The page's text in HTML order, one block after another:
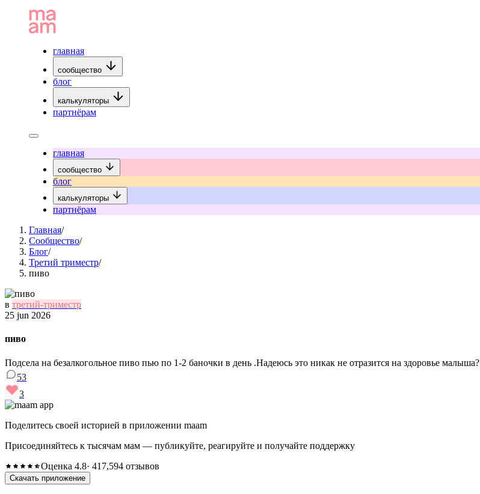
главная
сообщество
блог
калькуляторы
партнёрам
главная
сообщество
блог
калькуляторы
партнёрам
Главная/
Сообщество/
Блог/
Третий триместр/
пиво
в третий-триместр
25 jun 2026
пиво
Подсела на безалкогольное пиво пью по 1-2 баночки в день .Надеюсь это никак не отразится на здоровье малыша?
53
3
Поделитесь своей историей в приложении maam
Присоединяйтесь к тысячам мам — публикуйте, реагируйте и получайте поддержку
Оценка 4.8· 417,594 отзывов
Скачать приложение